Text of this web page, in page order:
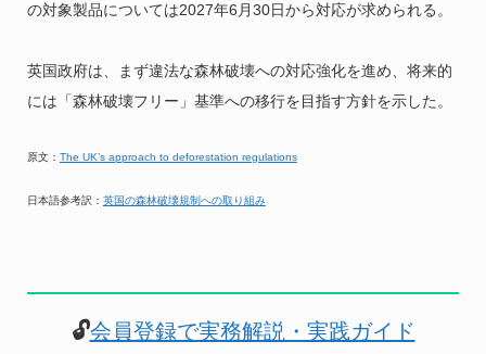
の対象製品については2027年6月30日から対応が求められる。
英国政府は、まず違法な森林破壊への対応強化を進め、将来的
には「森林破壊フリー」基準への移行を目指す方針を示した。
原文： The UK’s approach to deforestation regulations
日本語参考訳： 英国の森林破壊規制への取り組み
🔓会員登録で実務解説・実践ガイド